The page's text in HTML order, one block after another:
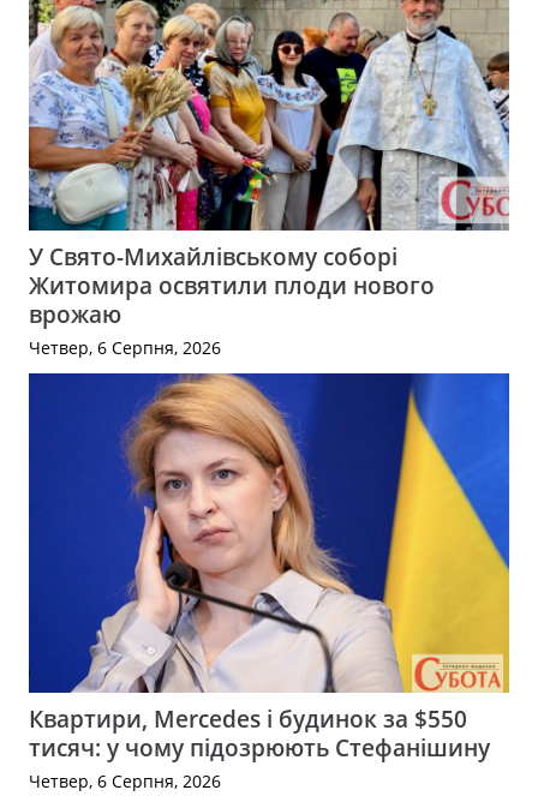
У Свято-Михайлівському соборі
Житомира освятили плоди нового
врожаю
Четвер, 6 Серпня, 2026
Квартири, Mercedes і будинок за $550
тисяч: у чому підозрюють Стефанішину
Четвер, 6 Серпня, 2026